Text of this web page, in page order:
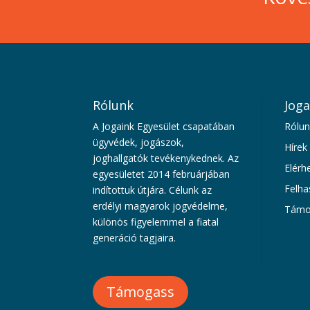
Rólunk
A Jogaink Egyesület csapatában
ügyvédek, jogászok,
joghallgatók tevékenykednek. Az
egyesületet 2014 februárjában
indítottuk útjára. Célunk az
erdélyi magyarok jogvédelme,
különös figyelemmel a fiatal
generáció tagjaira.
Támogass
Hírek